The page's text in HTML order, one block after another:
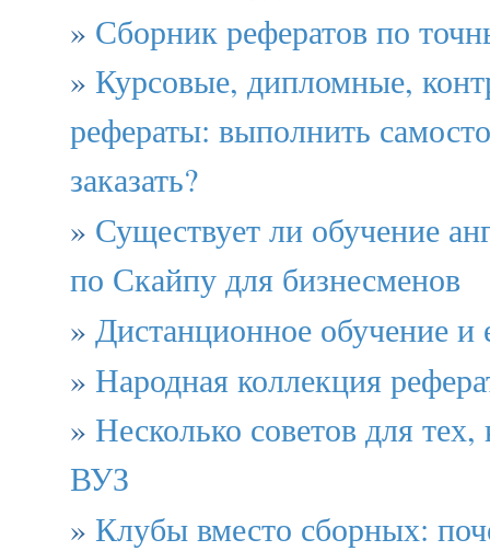
» Сборник рефератов по
» Курсовые, дипломные,
рефераты: выполнить
заказать?
» Существует ли обучение
по Скайпу для бизнесменов
» Дистанционное обучение и
» Народная коллекция
» Несколько советов для тех,
ВУЗ
» Клубы вместо сборных: